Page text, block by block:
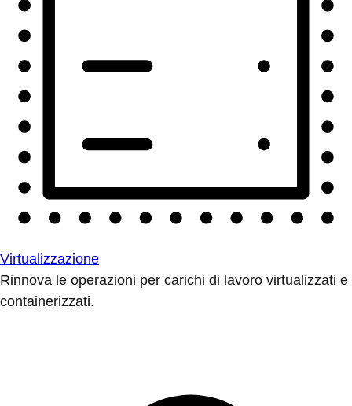
Virtualizzazione
Rinnova le operazioni per carichi di lavoro virtualizzati e
containerizzati.